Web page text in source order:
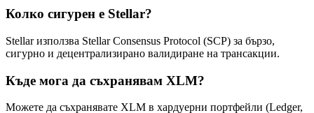
Колко сигурен е Stellar?
Stellar използва Stellar Consensus Protocol (SCP) за бързо,
сигурно и децентрализирано валидиране на трансакции.
Къде мога да съхранявам XLM?
Можете да съхранявате XLM в хардуерни портфейли (Ledger,